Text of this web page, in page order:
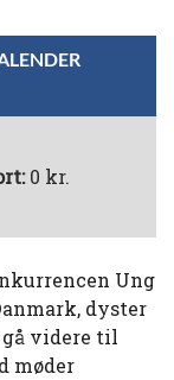
0 kr.
Ung
dyster
gå videre til
møder